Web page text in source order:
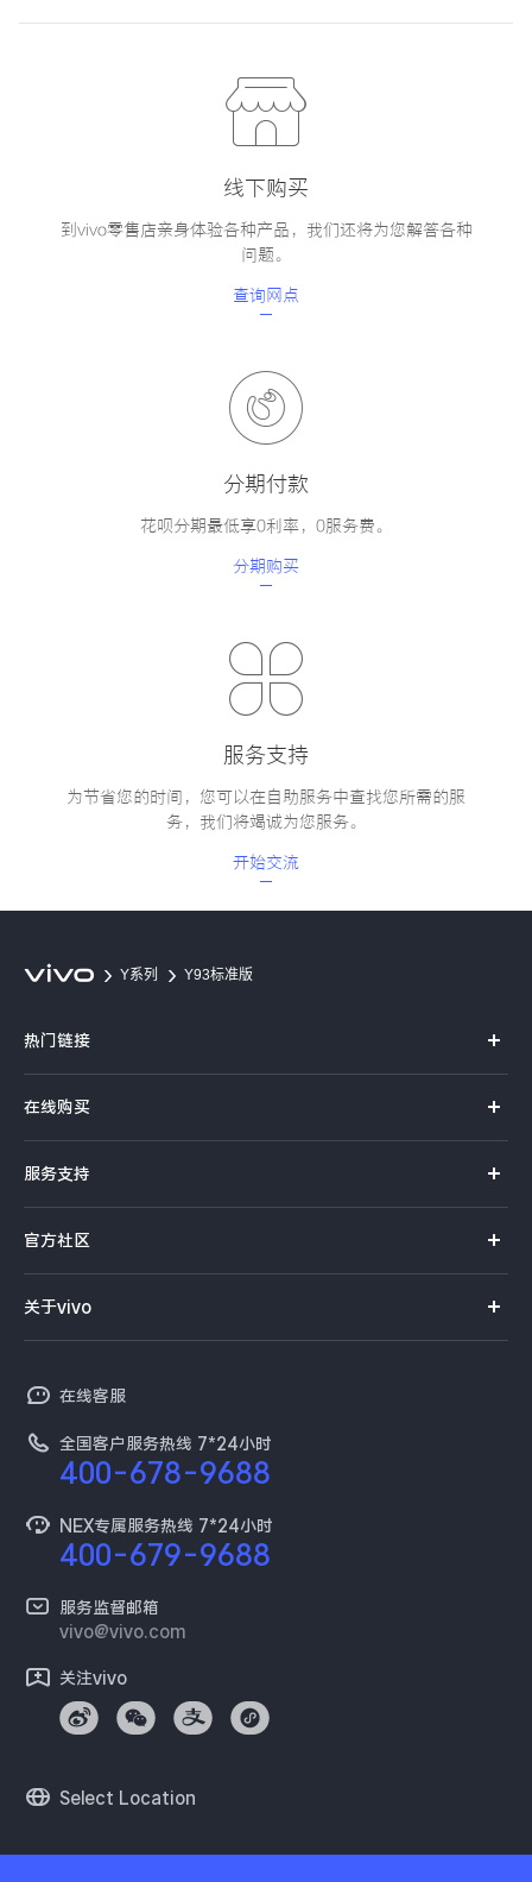
线下购买
到vivo零售店亲身体验各种产品，我们还将为您解答各种
问题。
查询网点
分期付款
花呗分期最低享0利率，0服务费。
分期购买
服务支持
为节省您的时间，您可以在自助服务中查找您所需的服
务，我们将竭诚为您服务。
开始交流
Y系列 Y93标准版
热门链接
S12系列
NEX系列
vivo摄影
常见问题
在线购买
选购手机
选购配件
企业服务
保障服务
服务支持
服务首页
服务网点查询
维修配件价格
服务政策
安全公告
环保回收
官方社区
新浪微博
百度贴吧
关于vivo
工作机会
新闻资讯
供应商协同平台
开放平台
隐私中心
在线客服
全国客户服务热线 7*24小时
400-678-9688
NEX专属服务热线 7*24小时
400-679-9688
服务监督邮箱
vivo@vivo.com
关注vivo
Select Location